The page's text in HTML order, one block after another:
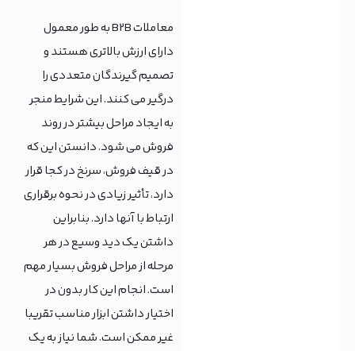
معاملات B2B به طور معمول
دارای ارزش بالاتری هستند و
تصمیم گیرندگان متعددی را
درگیر می کنند. این شرایط منجر
به ایجاد مراحل بیشتر در روند
فروش می شود. دانستن این که
در قیف فروش، سرنخ در کجا قرار
دارد، تأثیر زیادی در نحوه برقراری
ارتباط با آنها دارد. بنابراین
داشتن یک دید وسیع در هر
مرحله از مراحل فروش بسیار مهم
است. انجام این کار بدون در
اختیار داشتن ابزار مناسب تقریبا
غیر ممکن است. شما نیاز به یک